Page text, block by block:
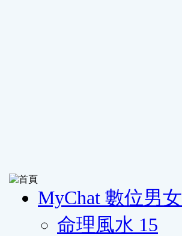
MyChat 數位男女
命理風水 15